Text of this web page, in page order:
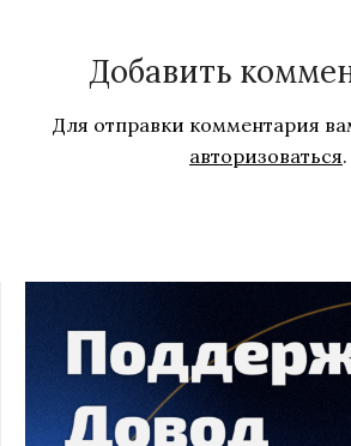
Добавить
Для отправки комментария
авторизоваться.